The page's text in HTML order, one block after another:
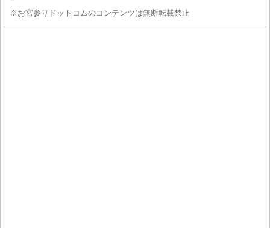
※お宮参りドットコムのコンテンツは無断転載禁止